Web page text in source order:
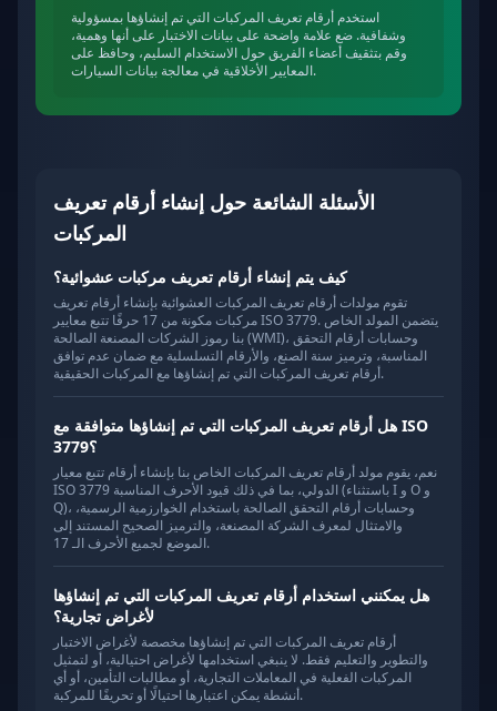
استخدم أرقام تعريف المركبات التي تم إنشاؤها بمسؤولية
وشفافية. ضع علامة واضحة على بيانات الاختبار على أنها وهمية،
وقم بتثقيف أعضاء الفريق حول الاستخدام السليم، وحافظ على
المعايير الأخلاقية في معالجة بيانات السيارات.
الأسئلة الشائعة حول إنشاء أرقام تعريف
المركبات
كيف يتم إنشاء أرقام تعريف مركبات عشوائية؟
تقوم مولدات أرقام تعريف المركبات العشوائية بإنشاء أرقام تعريف
مركبات مكونة من 17 حرفًا تتبع معايير ISO 3779. يتضمن المولد الخاص
بنا رموز الشركات المصنعة الصالحة (WMI)، وحسابات أرقام التحقق
المناسبة، وترميز سنة الصنع، والأرقام التسلسلية مع ضمان عدم توافق
أرقام تعريف المركبات التي تم إنشاؤها مع المركبات الحقيقية.
هل أرقام تعريف المركبات التي تم إنشاؤها متوافقة مع ISO
3779؟
نعم، يقوم مولد أرقام تعريف المركبات الخاص بنا بإنشاء أرقام تتبع معيار
ISO 3779 الدولي، بما في ذلك قيود الأحرف المناسبة (باستثناء I و O و
Q)، وحسابات أرقام التحقق الصالحة باستخدام الخوارزمية الرسمية،
والامتثال لمعرف الشركة المصنعة، والترميز الصحيح المستند إلى
الموضع لجميع الأحرف الـ 17.
هل يمكنني استخدام أرقام تعريف المركبات التي تم إنشاؤها
لأغراض تجارية؟
أرقام تعريف المركبات التي تم إنشاؤها مخصصة لأغراض الاختبار
والتطوير والتعليم فقط. لا ينبغي استخدامها لأغراض احتيالية، أو لتمثيل
المركبات الفعلية في المعاملات التجارية، أو مطالبات التأمين، أو أي
أنشطة يمكن اعتبارها احتيالًا أو تحريفًا للمركبة.